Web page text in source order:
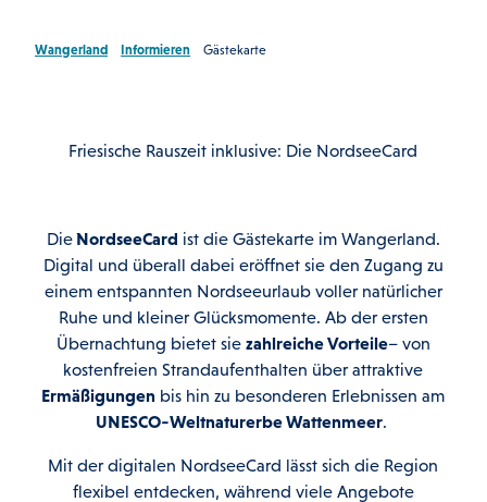
Wangerland Informieren Gästekarte
Friesische Rauszeit inklusive: Die NordseeCard
DieNordseeCard ist die Gästekarte im Wangerland.
Digital und überall dabei eröffnet sie den Zugang zu
einem entspannten Nordseeurlaub voller natürlicher
Ruhe und kleiner Glücksmomente. Ab der ersten
Übernachtung bietet sie zahlreiche Vorteile– von
kostenfreien Strandaufenthalten über attraktive
Ermäßigungen bis hin zu besonderen Erlebnissen am
UNESCO‑Weltnaturerbe Wattenmeer.
Mit der digitalen NordseeCard lässt sich die Region
flexibel entdecken, während viele Angebote